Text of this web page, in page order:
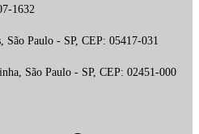
1632
Paulo - SP, CEP: 05417-031
São Paulo - SP, CEP: 02451-000